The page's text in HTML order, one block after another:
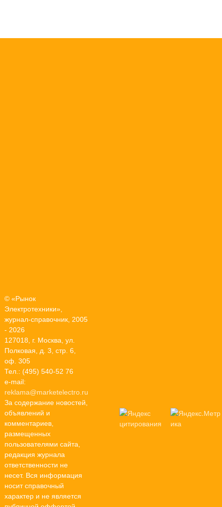
© «Рынок
Электротехники»,
журнал-справочник, 2005
- 2026
127018, г. Москва, ул.
Полковая, д. 3, стр. 6,
оф. 305
Тел.: (495) 540-52 76
e-mail:
reklama@marketelectro.ru
За содержание новостей,
объявлений и
комментариев,
размещенных
пользователями сайта,
редакция журнала
ответственности не
несет. Вся информация
носит справочный
характер и не является